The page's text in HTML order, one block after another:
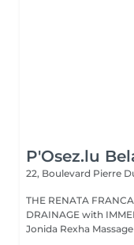
P'Osez.lu
22, Boulevard Pierre
THE RENATA FRANCA METHOD
DRAINAGE with IMMEDIATE
Jonida Rexha Massage